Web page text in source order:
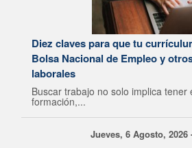
Diez claves para que tu
Bolsa Nacional de Empleo y
laborales
Buscar trabajo no solo implica tener
formación,...
Jueves, 6 Agosto, 2026